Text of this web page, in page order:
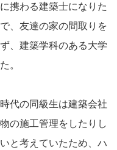
携わる建築士になりた
、友達の家の間取りを
、建築学科のある大学
。
代の同級生は建築会社
の施工管理をしたりし
と考えていたため、ハ